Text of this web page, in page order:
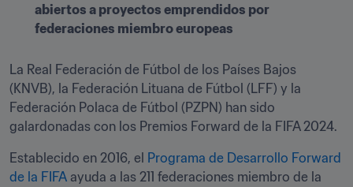
abiertos a proyectos emprendidos por
federaciones miembro europeas
La Real Federación de Fútbol de los Países Bajos
(KNVB), la Federación Lituana de Fútbol (LFF) y la
Federación Polaca de Fútbol (PZPN) han sido
galardonadas con los Premios Forward de la FIFA 2024.
Establecido en 2016, el Programa de Desarrollo Forward
de la FIFA ayuda a las 211 federaciones miembro de la